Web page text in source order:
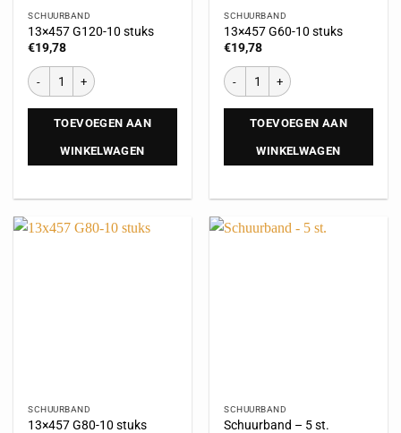
SCHUURBAND
13×457 G120-10 stuks
€19,78
TOEVOEGEN AAN
WINKELWAGEN
SCHUURBAND
13×457 G60-10 stuks
€19,78
TOEVOEGEN AAN
WINKELWAGEN
SCHUURBAND
13×457 G80-10 stuks
SCHUURBAND
Schuurband – 5 st.